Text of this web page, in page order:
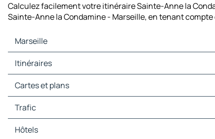
Calculez facilement votre itinéraire Sainte-Anne la
Sainte-Anne la Condamine - Marseille, en tenant
Marseille
Marseille Cartes et plans
Marseille Trafic
Marseille Hôtels
Marseille Restaurants
Marseille Stations-service
Itinéraires
Itinéraires Marseille - Montpellier
Itinéraires Marseille - Nice
Itinéraires Marseille - Toulon
Itinéraires Marseille - Avignon
Itinéraires Marseille - Nîmes
Itinéraires Marseille - Digne-les-Bains
Cartes et plans
Cartes et plans Montpellier
Cartes et plans Nice
Cartes et plans Toulon
Cartes et plans Avignon
Trafic
Trafic Montpellier
Trafic Nice
Hôtels